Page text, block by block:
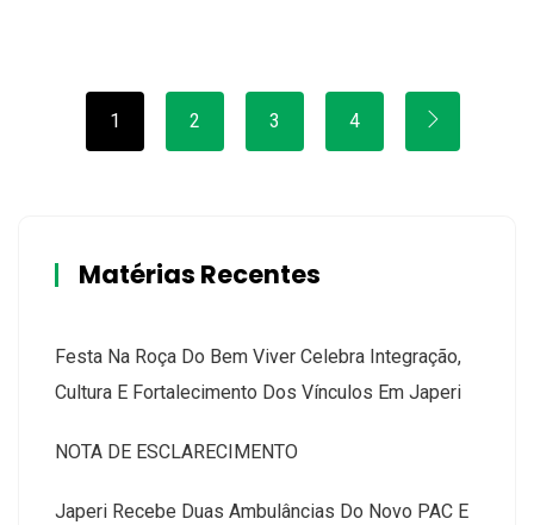
1 2 3 4
Matérias Recentes
Festa Na Roça Do Bem Viver Celebra Integração,
Cultura E Fortalecimento Dos Vínculos Em Japeri
NOTA DE ESCLARECIMENTO
Japeri Recebe Duas Ambulâncias Do Novo PAC E